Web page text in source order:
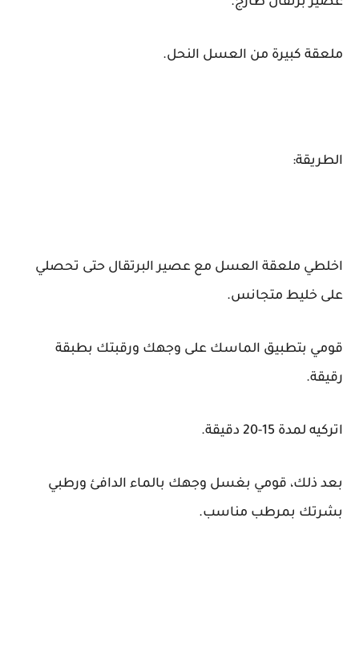
ملعقة كبيرة من العسل النحل.
الطريقة:
اخلطي ملعقة العسل مع عصير البرتقال حتى تحصلي
على خليط متجانس.
قومي بتطبيق الماسك على وجهك ورقبتك بطبقة
رقيقة.
اتركيه لمدة 15-20 دقيقة.
بعد ذلك، قومي بغسل وجهك بالماء الدافئ ورطبي
بشرتك بمرطب مناسب.